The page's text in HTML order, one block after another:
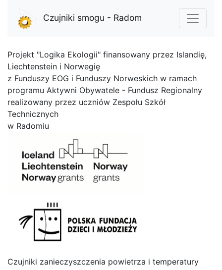
Czujniki smogu - Radom
Projekt "Logika Ekologii" finansowany przez Islandię,
Liechtenstein i Norwegię
z Funduszy EOG i Funduszy Norweskich w ramach
programu Aktywni Obywatele - Fundusz Regionalny
realizowany przez uczniów Zespołu Szkół
Technicznych
w Radomiu
Czujniki zanieczyszczenia powietrza i temperatury